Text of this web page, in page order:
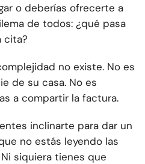
o deberías ofrecerte a
de todos: ¿qué pasa
cita?
no existe. No es
de su casa. No es
a compartir la factura.
inclinarte para dar un
no estás leyendo las
siquiera tienes que